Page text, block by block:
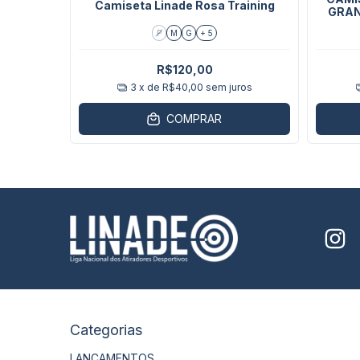
Camiseta Linade Rosa Training
P M G + 5
R$120,00
3 x de R$40,00 sem juros
COMPRAR
Categorias